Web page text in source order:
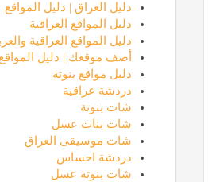
دليل العراق | دليل المواقع
دليل المواقع العراقية
دليل المواقع العراقية
أضف موقعك | دليل المواقع
دليل مواقع بنوتة
دردشة عراقية
شات بنوتة
شات بنات عسل
شات موسيقى العراق
دردشة احساس
شات بنوتة عسل